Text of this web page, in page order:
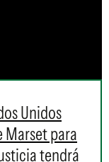
Unidos
Marset para
tendrá